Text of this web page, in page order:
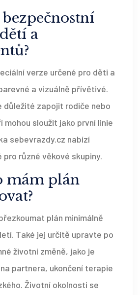
a
verze určené pro děti a
a vizuálně přívětivé.
důležité zapojit rodiče nebo
mohou sloužit jako první linie
sebevrazdy.cz nabízí
pro různé věkové skupiny.
mám plán
plán minimálně
Také jej určitě upravte po
životní změně, jako je
partnera, ukončení terapie
Životní okolnosti se